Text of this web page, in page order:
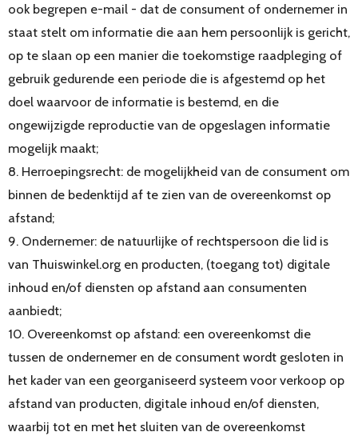
ook begrepen e-mail - dat de consument of ondernemer in
staat stelt om informatie die aan hem persoonlijk is gericht,
op te slaan op een manier die toekomstige raadpleging of
gebruik gedurende een periode die is afgestemd op het
doel waarvoor de informatie is bestemd, en die
ongewijzigde reproductie van de opgeslagen informatie
mogelijk maakt;
8. Herroepingsrecht: de mogelijkheid van de consument om
binnen de bedenktijd af te zien van de overeenkomst op
afstand;
9. Ondernemer: de natuurlijke of rechtspersoon die lid is
van Thuiswinkel.org en producten, (toegang tot) digitale
inhoud en/of diensten op afstand aan consumenten
aanbiedt;
10. Overeenkomst op afstand: een overeenkomst die
tussen de ondernemer en de consument wordt gesloten in
het kader van een georganiseerd systeem voor verkoop op
afstand van producten, digitale inhoud en/of diensten,
waarbij tot en met het sluiten van de overeenkomst